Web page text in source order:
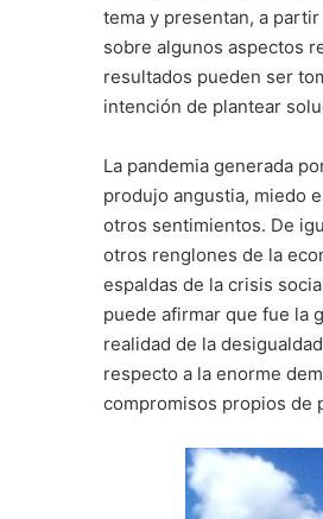
tema y presentan, a
sobre algunos aspectos
resultados pueden ser
intención de plantear
La pandemia generada
produjo angustia, miedo
otros sentimientos. De
otros renglones de la
espaldas de la crisis
puede afirmar que fue la
realidad de la
respecto a la enorme
compromisos propios de